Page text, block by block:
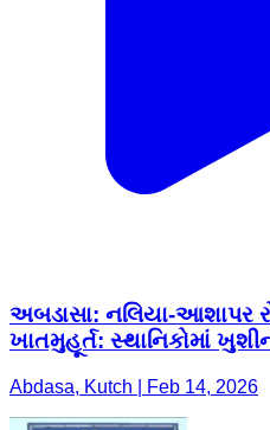
અબડાસા: નલિયા-આશાપર
ખાતમુહૂર્ત: સ્થાનિકોમાં
Abdasa, Kutch | Feb 14, 2026